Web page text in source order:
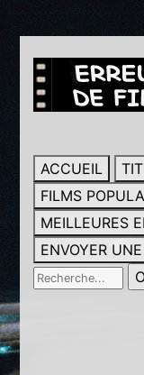
ACCUEIL
FILMS
MEILLEURES
ENVOYER